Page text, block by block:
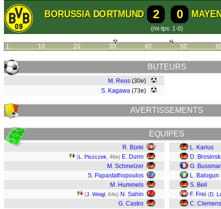
BORUSSIA DORTMUND 2 0
(mi-tps: 1-0)
1 10 20 30 40 50
BUTEURS
M. Reus (30e)
S. Kagawa (73e)
AVERTISSEMENTS
EQUIPES
R. Bürki
(L. Piszczek , 46e) E. Durm
M. Schmelzer
S. Papastathopoulos
M. Hummels
(J. Weigl , 64e) N. Sahin
G. Castro
L. Karius
D.
G.
L. Balogun
S. Bell
F. Frei (D.
C. Clemens